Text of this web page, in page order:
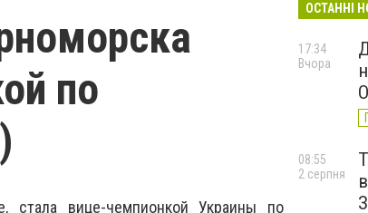
по
стала вице-чемпионкой Украины по
ОСТАННІ
17:34
Вчора
08:55
2 серпня